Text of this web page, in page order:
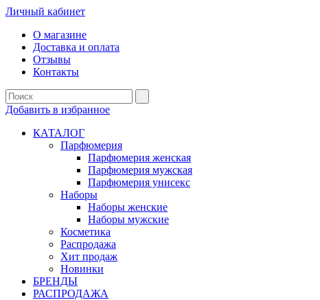
Личный кабинет
О магазине
Доставка и оплата
Отзывы
Контакты
Добавить в избранное
КАТАЛОГ
Парфюмерия
Парфюмерия женская
Парфюмерия мужская
Парфюмерия унисекс
Наборы
Наборы женские
Наборы мужские
Косметика
Распродажа
Хит продаж
Новинки
БРЕНДЫ
РАСПРОДАЖА